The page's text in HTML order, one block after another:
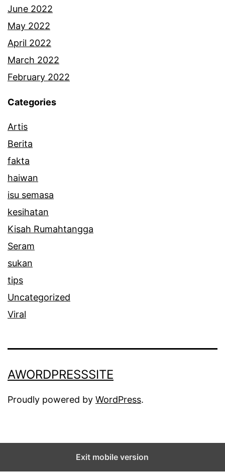
June 2022
May 2022
April 2022
March 2022
February 2022
Categories
Artis
Berita
fakta
haiwan
isu semasa
kesihatan
Kisah Rumahtangga
Seram
sukan
tips
Uncategorized
Viral
AWORDPRESSSITE
Proudly powered by WordPress.
Exit mobile version